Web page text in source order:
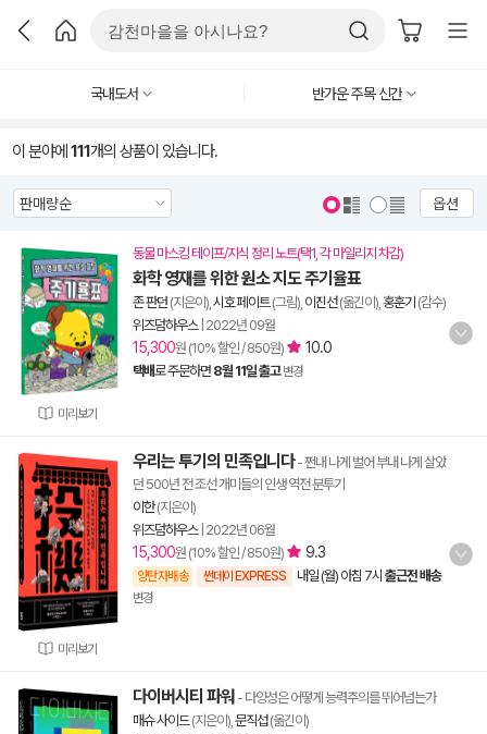
국내도서 반가운 주목 신간
이 분야에 111개의 상품이 있습니다.
옵션
미리보기
동물 마스킹 테이프/지식 정리 노트(택1, 각 마일리지 차감)
화학 영재를 위한 원소 지도 주기율표
존 판던 (지은이), 시호 페이트(그림), 이진선(옮긴이), 홍훈기 (감수)
위즈덤하우스| 2022년 09월
15,300원 (10% 할인 / 850원) 10.0
택배로 주문하면 8월 11일 출고 변경
미리보기
우리는 투기의 민족입니다- 쩐내 나게 벌어 부내 나게 살았
던 500년 전 조선 개미들의 인생 역전 분투기
이한(지은이)
위즈덤하우스| 2022년 06월
15,300원 (10% 할인 / 850원) 9.3
양탄자배송 썬데이 EXPRESS 내일 (월) 아침 7시 출근전 배송
변경
다이버시티 파워 - 다양성은 어떻게 능력주의를 뛰어넘는가
매슈 사이드(지은이), 문직섭(옮긴이)